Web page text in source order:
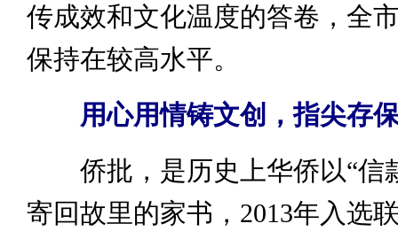
传成效和文化温度的答卷，全
保持在较高水平。
用心用情铸文创，指尖存
侨批，是历史上华侨以“信
寄回故里的家书，2013年入选